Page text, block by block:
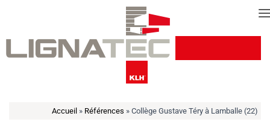
Accueil » Références » Collège Gustave Téry à Lamballe (22)